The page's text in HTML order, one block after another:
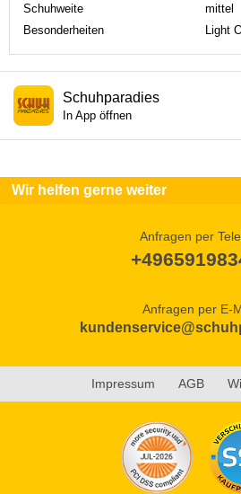
Schuhweite
mittel
Besonderheiten
Light
Schuhparadies
In App öffnen
Wir helfen gerne weiter
Anfragen per
Anfragen per E-
Impressum AGB